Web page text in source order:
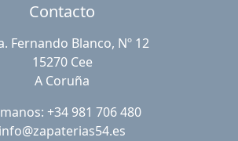
Contacto
Fernando Blanco, Nº 12
15270 Cee
A Coruña
+34 981 706 480
info@zapaterias54.es